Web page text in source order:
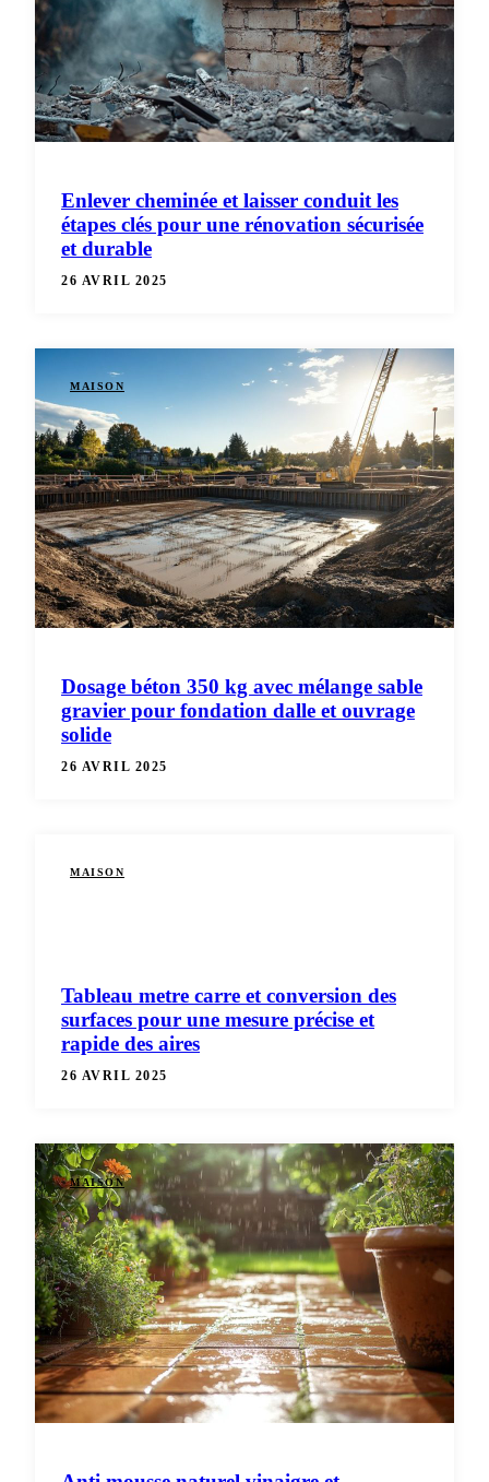
Enlever cheminée et laisser conduit les
étapes clés pour une rénovation sécurisée
et durable
26 AVRIL 2025
MAISON
Dosage béton 350 kg avec mélange sable
gravier pour fondation dalle et ouvrage
solide
26 AVRIL 2025
MAISON
Tableau metre carre et conversion des
surfaces pour une mesure précise et
rapide des aires
26 AVRIL 2025
MAISON